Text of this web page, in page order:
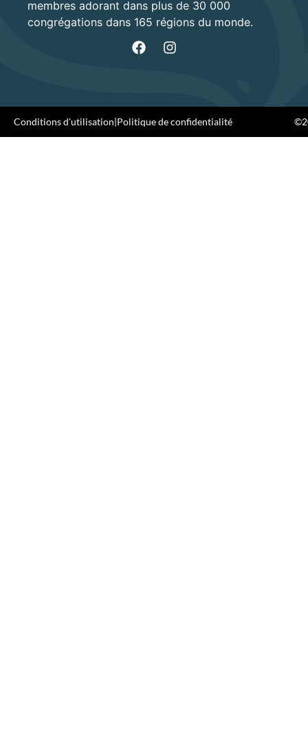
membres adorant dans plus de 30 000
congrégations dans 165 régions du monde.
Conditions d'utilisation|Politique de confidentialité